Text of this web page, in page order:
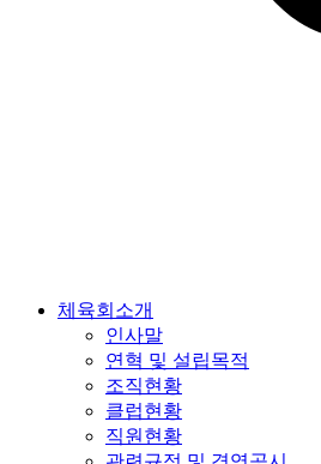
체육회소개
인사말
연혁 및 설립목적
조직현황
클럽현황
직원현황